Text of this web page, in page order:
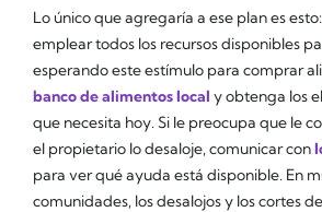
Lo único que agregaría a ese plan es
emplear todos los recursos disponibles
esperando este estímulo para comprar
banco de alimentos local y obtenga los
que necesita hoy. Si le preocupa que le
el propietario lo desaloje, comunicar con
para ver qué ayuda está disponible. En
comunidades, los desalojos y los cortes